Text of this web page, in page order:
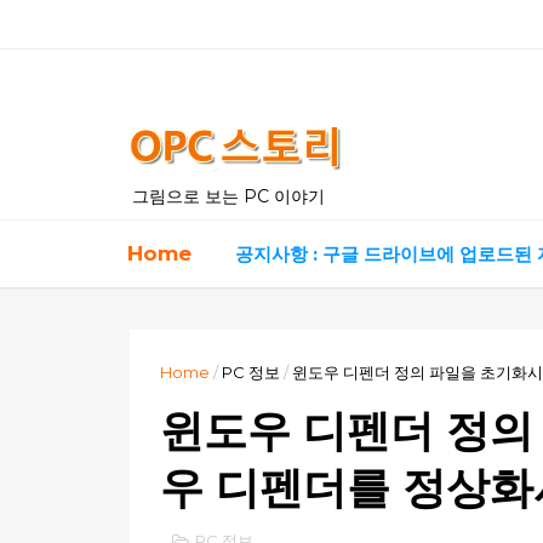
그림으로 보는 PC 이야기
Home 공지사항 : 구글 드라이브에 업로드
Home / PC 정보 / 윈도우 디펜더 정의 파일을 초기화
윈도우 디펜더 정
우 디펜더를 정상